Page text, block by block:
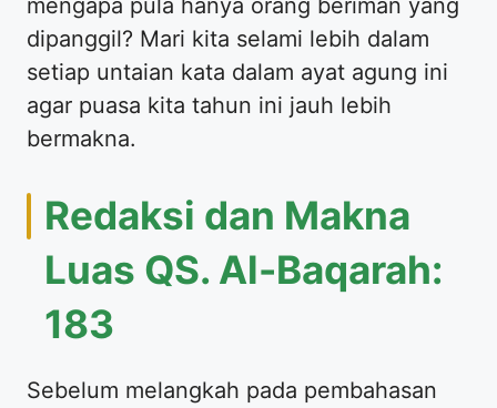
dipanggil? Mari kita selami lebih dalam
setiap untaian kata dalam ayat agung ini
agar puasa kita tahun ini jauh lebih
bermakna.
Redaksi dan Makna
Luas QS. Al-Baqarah:
183
Sebelum melangkah pada pembahasan